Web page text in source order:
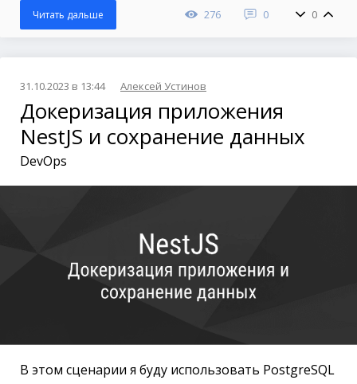
276 0 0
Читать дальше
31.10.2023 в 13:44 Алексей Устинов
Докеризация приложения
NestJS и сохранение данных
DevOps
В этом сценарии я буду использовать PostgreSQL